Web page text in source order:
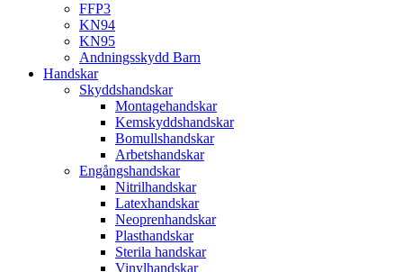
FFP3
KN94
KN95
Andningsskydd Barn
Handskar
Skyddshandskar
Montagehandskar
Kemskyddshandskar
Bomullshandskar
Arbetshandskar
Engångshandskar
Nitrilhandskar
Latexhandskar
Neoprenhandskar
Plasthandskar
Sterila handskar
Vinylhandskar